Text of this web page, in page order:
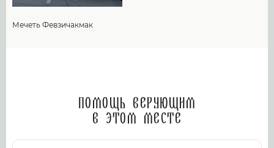
Мечеть Февзичакмак
Помощь верующим
в этом месте